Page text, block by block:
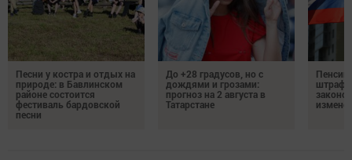
Песни у костра и отдых на
природе: в Бавлинском
районе состоится
фестиваль бардовской
песни
До +28 градусов, но с
дождями и грозами:
прогноз на 2 августа в
Татарстане